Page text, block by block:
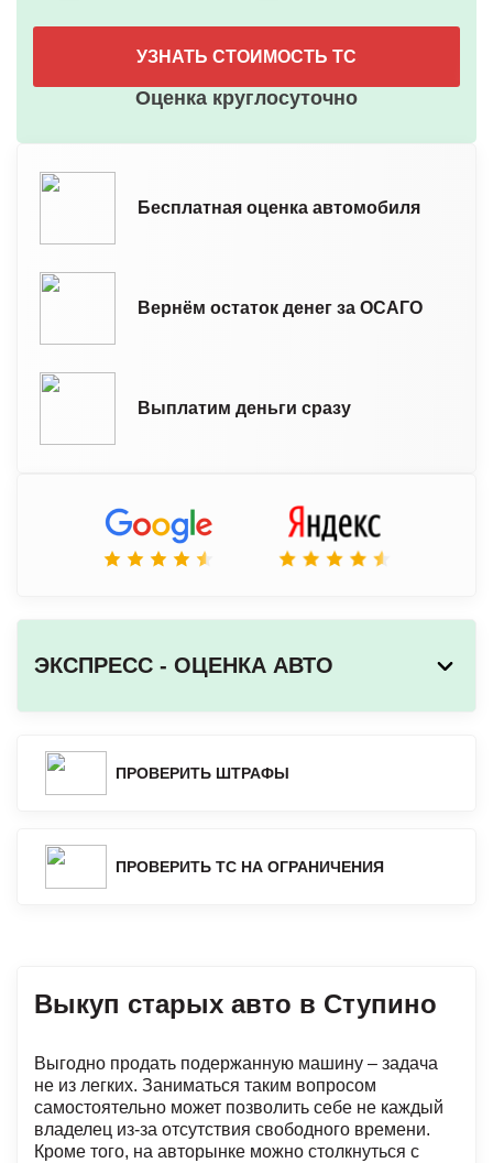
УЗНАТЬ СТОИМОСТЬ ТС
Оценка круглосуточно
Бесплатная оценка автомобиля
Вернём остаток денег за ОСАГО
Выплатим деньги сразу
Выкуп старых авто в Ступино
Выгодно продать подержанную машину – задача
не из легких. Заниматься таким вопросом
самостоятельно может позволить себе не каждый
владелец из-за отсутствия свободного времени.
Кроме того, на авторынке можно столкнуться с
ЭКСПРЕСС - ОЦЕНКА АВТО
ПРОВЕРИТЬ ШТРАФЫ
ПРОВЕРИТЬ ТС НА ОГРАНИЧЕНИЯ